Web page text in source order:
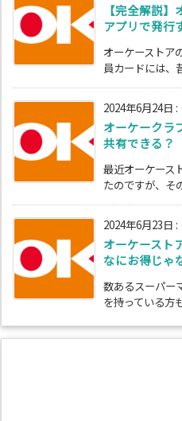
【完全解説
アプリで発行
オーケーストア
員カードには、
2024年6月24日 :
オーケークラ
共有できる？
最近オーケース
たのですが、そ
2024年6月23日 :
オーケースト
なにお得じゃ
数あるスーパー
を持っている方